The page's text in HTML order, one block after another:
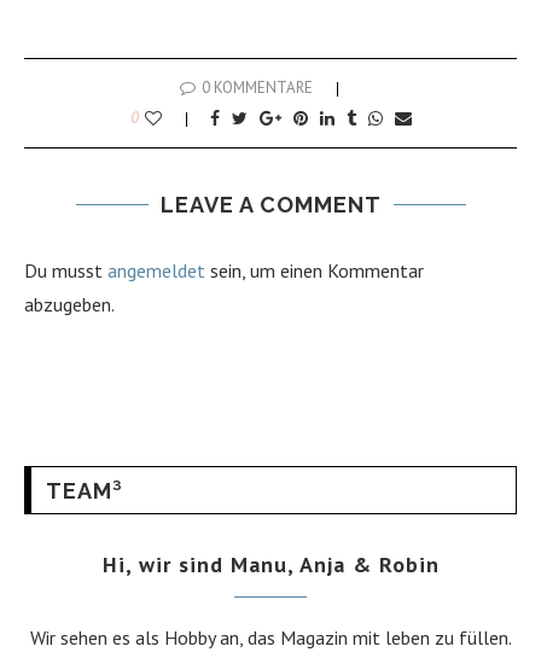
0 KOMMENTARE
0
LEAVE A COMMENT
Du musst angemeldet sein, um einen Kommentar
abzugeben.
TEAM³
Hi, wir sind Manu, Anja & Robin
Wir sehen es als Hobby an, das Magazin mit leben zu füllen.